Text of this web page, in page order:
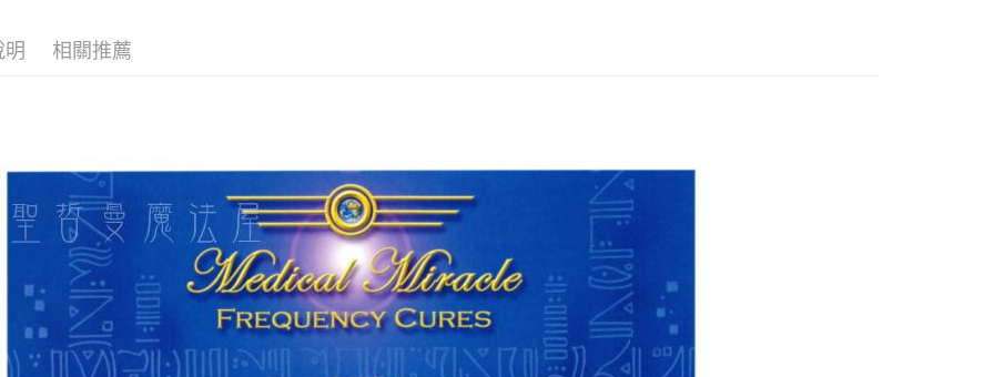
賣家宅配幫您送（台灣）
每筆NT$80，滿NT$3,000(含以上)免運費
郵局幫你送（離島）
每筆NT$80，滿NT$3,000(含以上)免運費
付款後門市自取
明 相關推薦